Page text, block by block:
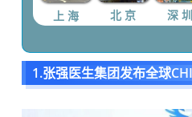
上 海 北 京 深 圳
1.张强医生集团发布全球